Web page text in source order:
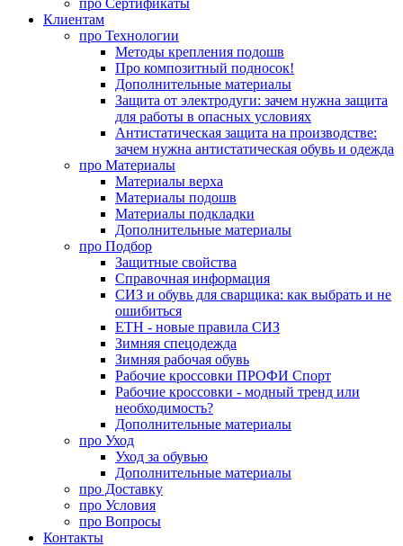
про Сертификаты
Клиентам
про Технологии
Методы крепления подошв
Про композитный подносок!
Дополнительные материалы
Защита от электродуги: зачем нужна защита
для работы в опасных условиях
Антистатическая защита на производстве:
зачем нужна антистатическая обувь и одежда
про Материалы
Материалы верха
Материалы подошв
Материалы подкладки
Дополнительные материалы
про Подбор
Защитные свойства
Справочная информация
СИЗ и обувь для сварщика: как выбрать и не
ошибиться
ЕТН - новые правила СИЗ
Зимняя спецодежда
Зимняя рабочая обувь
Рабочие кроссовки ПРОФИ Спорт
Рабочие кроссовки - модный тренд или
необходимость?
Дополнительные материалы
про Уход
Уход за обувью
Дополнительные материалы
про Доставку
про Условия
про Вопросы
Контакты